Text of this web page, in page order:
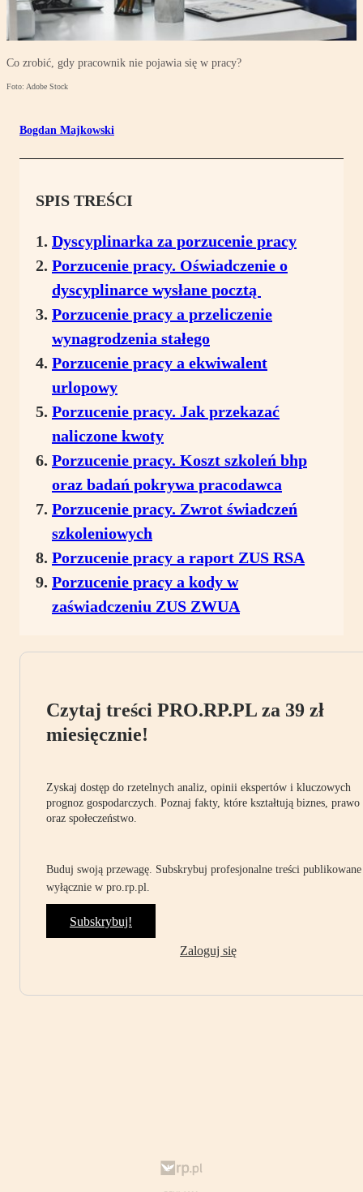
Co zrobić, gdy pracownik nie pojawia się w pracy?
Foto: Adobe Stock
Bogdan Majkowski
SPIS TREŚCI
Dyscyplinarka za porzucenie pracy
Porzucenie pracy. Oświadczenie o
dyscyplinarce wysłane pocztą
Porzucenie pracy a przeliczenie
wynagrodzenia stałego
Porzucenie pracy a ekwiwalent
urlopowy
Porzucenie pracy. Jak przekazać
naliczone kwoty
Porzucenie pracy. Koszt szkoleń bhp
oraz badań pokrywa pracodawca
Porzucenie pracy. Zwrot świadczeń
szkoleniowych
Porzucenie pracy a raport ZUS RSA
Porzucenie pracy a kody w
zaświadczeniu ZUS ZWUA
Czytaj treści PRO.RP.PL za 39 zł
miesięcznie!
Zyskaj dostęp do rzetelnych analiz, opinii ekspertów i kluczowych
prognoz gospodarczych. Poznaj fakty, które kształtują biznes, prawo
oraz społeczeństwo.
Buduj swoją przewagę. Subskrybuj profesjonalne treści publikowane
wyłącznie w pro.rp.pl.
Subskrybuj!
Zaloguj się